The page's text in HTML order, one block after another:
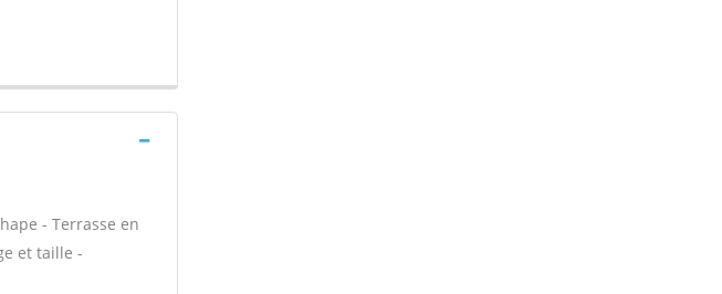
- Terrasse en
et taille -